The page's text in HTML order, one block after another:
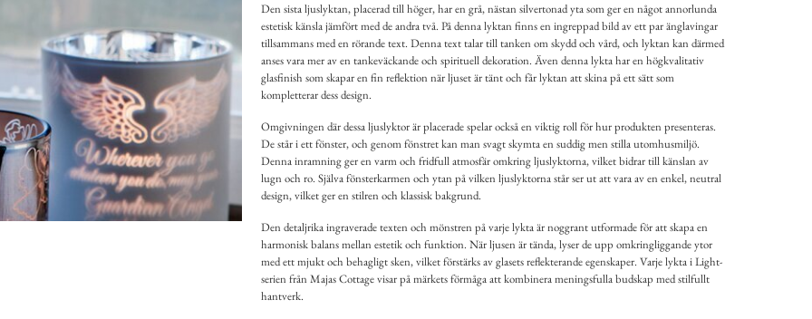
Den sista ljuslyktan, placerad till höger, har en grå, nästan silvertonad yta som ger en något annorlunda
estetisk känsla jämfört med de andra två. På denna lyktan finns en ingreppad bild av ett par änglavingar
tillsammans med en rörande text. Denna text talar till tanken om skydd och vård, och lyktan kan därmed
anses vara mer av en tankeväckande och spirituell dekoration. Även denna lykta har en högkvalitativ
glasfinish som skapar en fin reflektion när ljuset är tänt och får lyktan att skina på ett sätt som
kompletterar dess design.
Omgivningen där dessa ljuslyktor är placerade spelar också en viktig roll för hur produkten presenteras.
De står i ett fönster, och genom fönstret kan man svagt skymta en suddig men stilla utomhusmiljö.
Denna inramning ger en varm och fridfull atmosfär omkring ljuslyktorna, vilket bidrar till känslan av
lugn och ro. Själva fönsterkarmen och ytan på vilken ljuslyktorna står ser ut att vara av en enkel, neutral
design, vilket ger en stilren och klassisk bakgrund.
Den detaljrika ingraverade texten och mönstren på varje lykta är noggrant utformade för att skapa en
harmonisk balans mellan estetik och funktion. När ljusen är tända, lyser de upp omkringliggande ytor
med ett mjukt och behagligt sken, vilket förstärks av glasets reflekterande egenskaper. Varje lykta i Light-
serien från Majas Cottage visar på märkets förmåga att kombinera meningsfulla budskap med stilfullt
hantverk.